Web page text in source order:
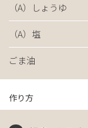
（A）しょうゆ
（A）塩
ごま油
作り方